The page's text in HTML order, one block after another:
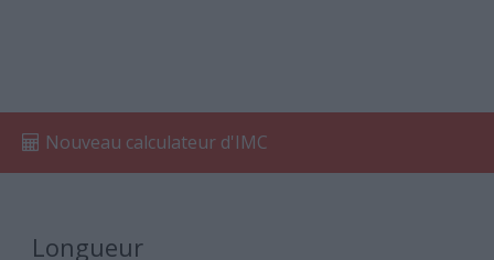
Nouveau calculateur d'IMC
Longueur